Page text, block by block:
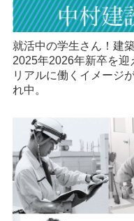
就活中の学生さん！建
2025年2026年新卒を迎
リアルに働くイメージ
れ中。